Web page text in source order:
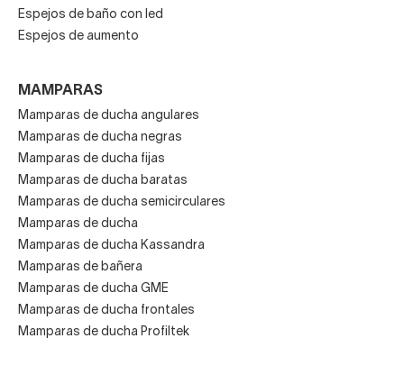
Espejos de baño con led
Espejos de aumento
MAMPARAS
Mamparas de ducha angulares
Mamparas de ducha negras
Mamparas de ducha fijas
Mamparas de ducha baratas
Mamparas de ducha semicirculares
Mamparas de ducha
Mamparas de ducha Kassandra
Mamparas de bañera
Mamparas de ducha GME
Mamparas de ducha frontales
Mamparas de ducha Profiltek